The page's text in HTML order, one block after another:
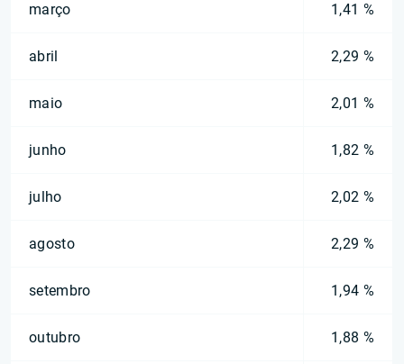
março 1,41 %
abril 2,29 %
maio 2,01 %
junho 1,82 %
julho 2,02 %
agosto 2,29 %
setembro 1,94 %
outubro 1,88 %